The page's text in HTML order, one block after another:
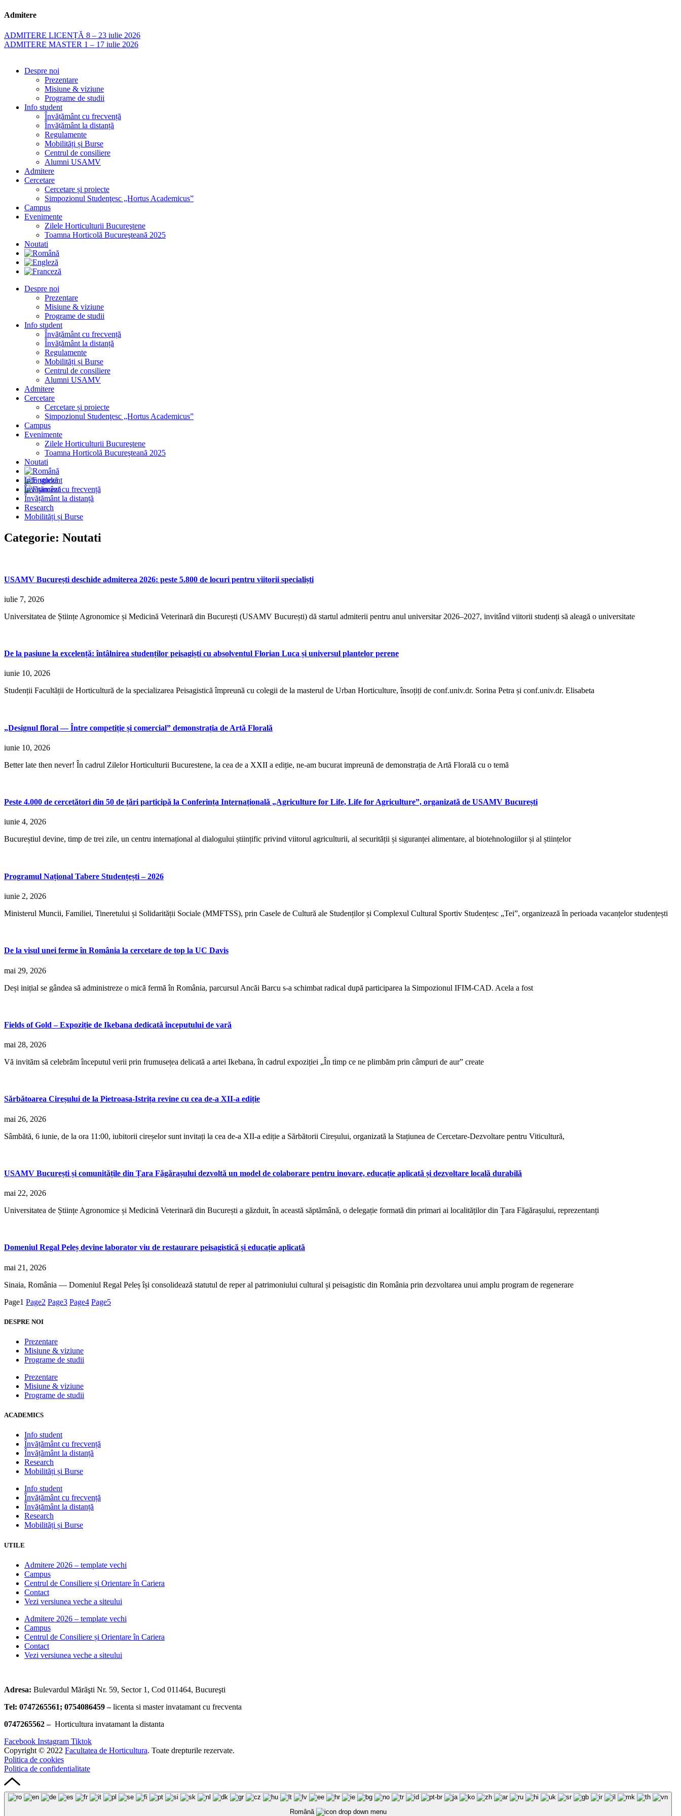
Admitere
ADMITERE LICENȚĂ 8 – 23 iulie 2026
ADMITERE MASTER 1 – 17 iulie 2026
Despre noi
Prezentare
Misiune & viziune
Programe de studii
Info student
Învățământ cu frecvență
Învățământ la distanță
Regulamente
Mobilități și Burse
Centrul de consiliere
Alumni USAMV
Admitere
Cercetare
Cercetare și proiecte
Simpozionul Studenţesc „Hortus Academicus”
Campus
Evenimente
Zilele Horticulturii Bucureştene
Toamna Horticolă Bucureşteană 2025
Noutati
Despre noi
Prezentare
Misiune & viziune
Programe de studii
Info student
Învățământ cu frecvență
Învățământ la distanță
Regulamente
Mobilități și Burse
Centrul de consiliere
Alumni USAMV
Admitere
Cercetare
Cercetare și proiecte
Simpozionul Studenţesc „Hortus Academicus”
Campus
Evenimente
Zilele Horticulturii Bucureştene
Toamna Horticolă Bucureşteană 2025
Noutati
Info student
Învățământ cu frecvență
Învățământ la distanță
Research
Mobilități și Burse
Categorie: Noutati
USAMV București deschide admiterea 2026: peste 5.800 de locuri pentru viitorii specialiști
iulie 7, 2026
Universitatea de Științe Agronomice și Medicină Veterinară din București (USAMV București) dă startul admiterii pentru anul universitar 2026–2027, invitând viitorii studenți să aleagă o universitate
De la pasiune la excelență: întâlnirea studenților peisagiști cu absolventul Florian Luca și universul plantelor perene
iunie 10, 2026
Studenții Facultății de Horticultură de la specializarea Peisagistică împreună cu colegii de la masterul de Urban Horticulture, însoțiți de conf.univ.dr. Sorina Petra și conf.univ.dr. Elisabeta
„Designul floral — Între competiție și comercial” demonstrația de Artă Florală
iunie 10, 2026
Better late then never! În cadrul Zilelor Horticulturii Bucurestene, la cea de a XXII a ediție, ne-am bucurat impreună de demonstrația de Artă Florală cu o temă
Peste 4.000 de cercetători din 50 de țări participă la Conferința Internațională „Agriculture for Life, Life for Agriculture”, organizată de USAMV București
iunie 4, 2026
Bucureștiul devine, timp de trei zile, un centru internațional al dialogului științific privind viitorul agriculturii, al securității și siguranței alimentare, al biotehnologiilor și al științelor
Programul Național Tabere Studențești – 2026
iunie 2, 2026
Ministerul Muncii, Familiei, Tineretului și Solidarității Sociale (MMFTSS), prin Casele de Cultură ale Studenților și Complexul Cultural Sportiv Studențesc „Tei”, organizează în perioada vacanțelor studențești
De la visul unei ferme în România la cercetare de top la UC Davis
mai 29, 2026
Deși inițial se gândea să administreze o mică fermă în România, parcursul Ancăi Barcu s-a schimbat radical după participarea la Simpozionul IFIM-CAD. Acela a fost
Fields of Gold – Expoziție de Ikebana dedicată începutului de vară
mai 28, 2026
Vă invităm să celebrăm începutul verii prin frumusețea delicată a artei Ikebana, în cadrul expoziției „În timp ce ne plimbăm prin câmpuri de aur” create
Sărbătoarea Cireșului de la Pietroasa-Istrița revine cu cea de-a XII-a ediție
mai 26, 2026
Sâmbătă, 6 iunie, de la ora 11:00, iubitorii cireșelor sunt invitați la cea de-a XII-a ediție a Sărbătorii Cireșului, organizată la Stațiunea de Cercetare-Dezvoltare pentru Viticultură,
USAMV București și comunitățile din Țara Făgărașului dezvoltă un model de colaborare pentru inovare, educație aplicată și dezvoltare locală durabilă
mai 22, 2026
Universitatea de Științe Agronomice și Medicină Veterinară din București a găzduit, în această săptămână, o delegație formată din primari ai localităților din Țara Făgărașului, reprezentanți
Domeniul Regal Peleș devine laborator viu de restaurare peisagistică și educație aplicată
mai 21, 2026
Sinaia, România — Domeniul Regal Peleș își consolidează statutul de reper al patrimoniului cultural și peisagistic din România prin dezvoltarea unui amplu program de regenerare
Page1 Page2 Page3 Page4 Page5
DESPRE NOI
Prezentare
Misiune & viziune
Programe de studii
Prezentare
Misiune & viziune
Programe de studii
ACADEMICS
Info student
Învățământ cu frecvență
Învățământ la distanță
Research
Mobilități și Burse
Info student
Învățământ cu frecvență
Învățământ la distanță
Research
Mobilități și Burse
UTILE
Admitere 2026 – template vechi
Campus
Centrul de Consiliere și Orientare în Cariera
Contact
Vezi versiunea veche a siteului
Admitere 2026 – template vechi
Campus
Centrul de Consiliere și Orientare în Cariera
Contact
Vezi versiunea veche a siteului
Adresa: Bulevardul Mărăşti Nr. 59, Sector 1, Cod 011464, Bucureşti
Tel: 0747265561; 0754086459 –licenta si master invatamant cu frecventa
0747265562 – Horticultura invatamant la distanta
Facebook Instagram Tiktok
Copyright © 2022 Facultatea de Horticultura. Toate drepturile rezervate.
Politica de cookies
Politica de confidentialitate
Română